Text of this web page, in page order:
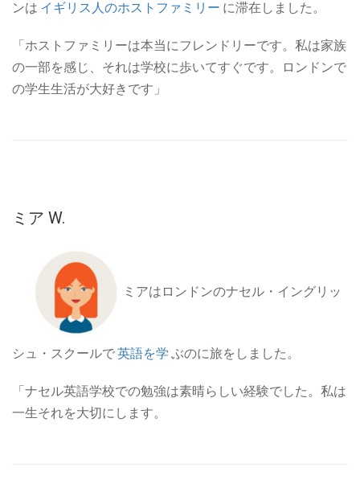
ンは イギリス人のホストファミリー に滞在しました。
「ホストファミリーは本当にフレンドリーです。私は家族
の一部を感じ、それは学校に歩いてすぐです。ロンドンで
の学生生活が大好きです」
ミア W.
ミアはロンドンのナセル・イングリッ
シュ・スクールで英語を学 ぶのに旅をしました。
「ナセル英語学校での勉強は素晴らしい経験でした。私は
一生それを大切にします。